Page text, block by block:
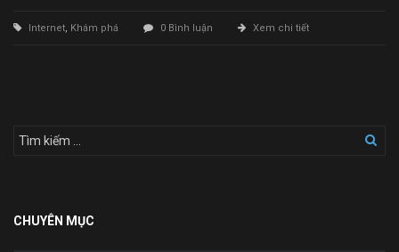
Internet, Khám phá 0 Bình luận Xem chi tiết
CHUYÊN MỤC